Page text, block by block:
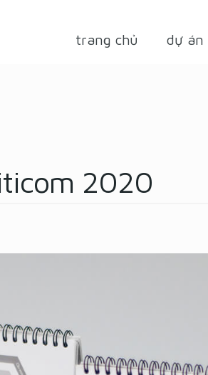
trang chủ dự án
2020